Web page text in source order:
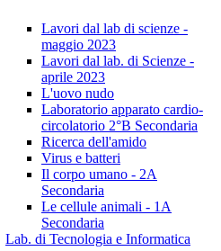
Lavori dal lab di scienze -
maggio 2023
Lavori dal lab. di Scienze -
aprile 2023
L'uovo nudo
Laboratorio apparato cardio-
circolatorio 2°B Secondaria
Ricerca dell'amido
Virus e batteri
Il corpo umano - 2A
Secondaria
Le cellule animali - 1A
Secondaria
Lab. di Tecnologia e Informatica